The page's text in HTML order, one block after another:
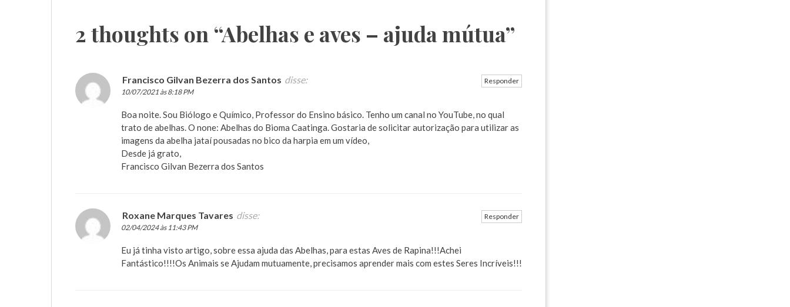
2 thoughts on “Abelhas e aves – ajuda mútua”
Francisco Gilvan Bezerra dos Santos disse:
10/07/2021 às 8:18 PM
Boa noite. Sou Biólogo e Químico, Professor do Ensino básico. Tenho um canal no YouTube, no qual
trato de abelhas. O none: Abelhas do Bioma Caatinga. Gostaria de solicitar autorização para utilizar as
imagens da abelha jataí pousadas no bico da harpia em um vídeo,
Desde já grato,
Francisco Gilvan Bezerra dos Santos
Responder
Roxane Marques Tavares disse:
02/04/2024 às 11:43 PM
Eu já tinha visto artigo, sobre essa ajuda das Abelhas, para estas Aves de Rapina!!!Achei
Fantástico!!!!Os Animais se Ajudam mutuamente, precisamos aprender mais com estes Seres Incríveis!!!
Responder